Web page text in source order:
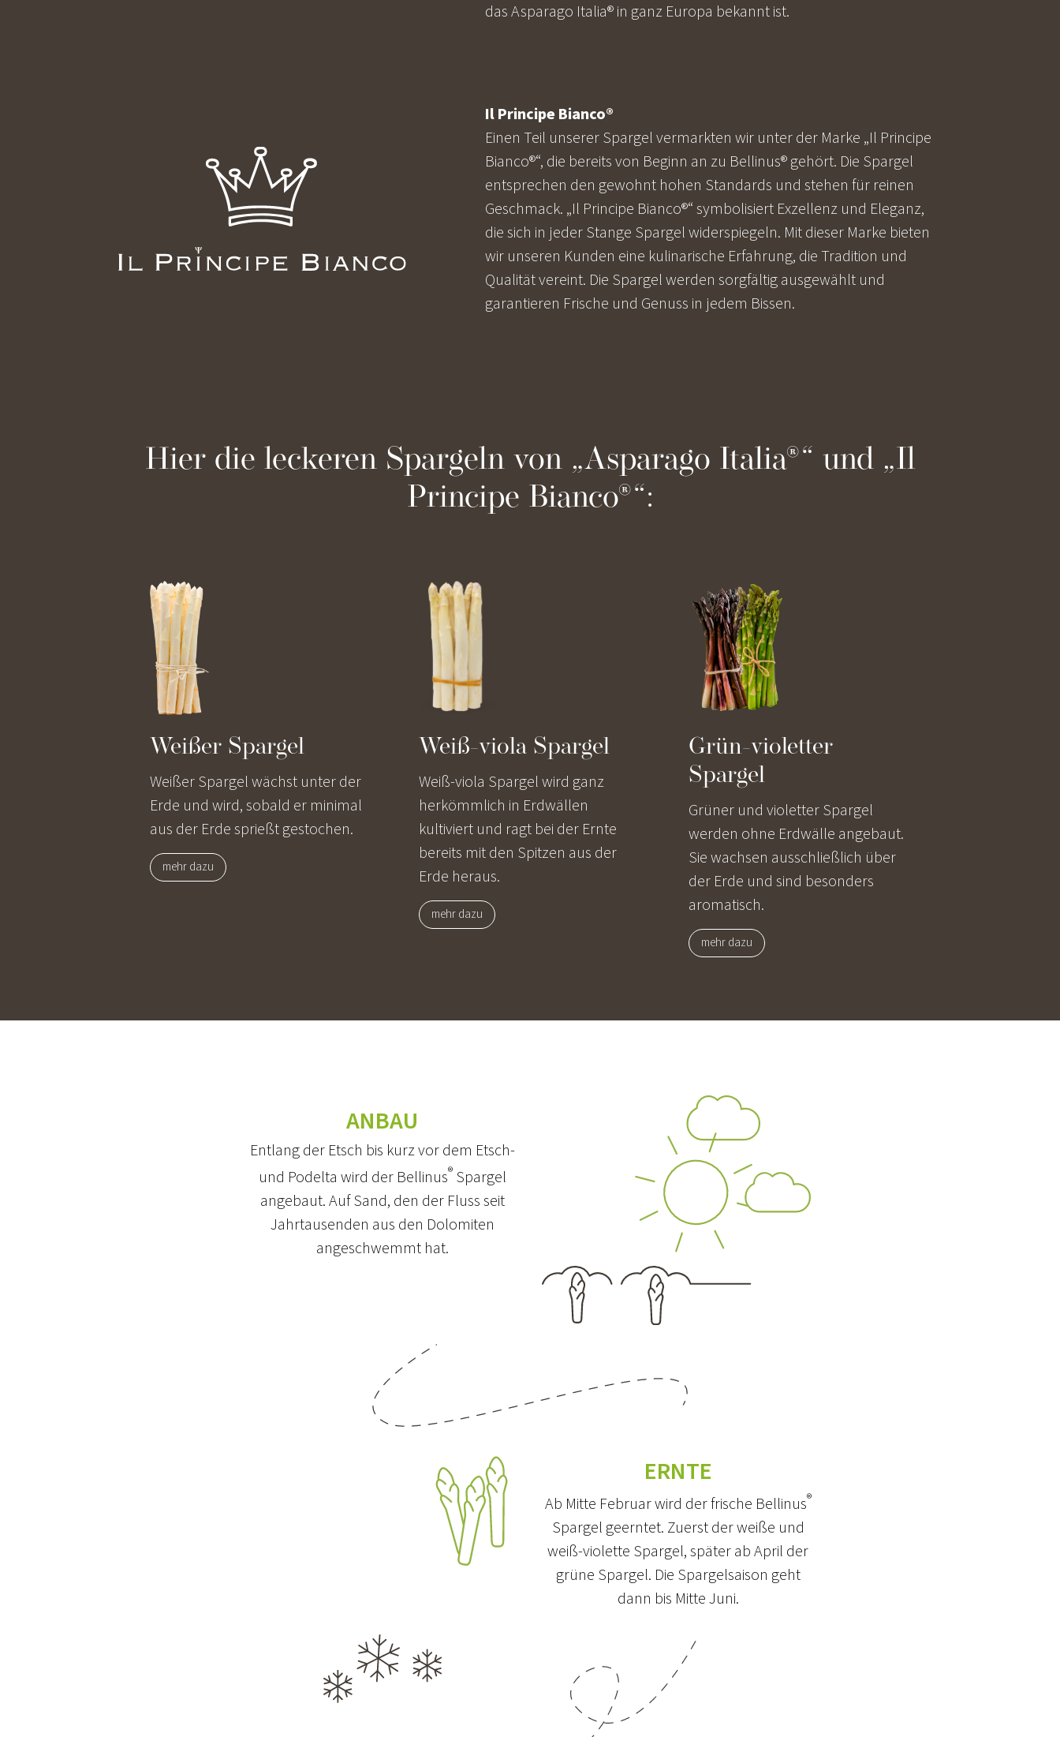
das Asparago Italia® in ganz Europa bekannt ist.
Il Principe Bianco®
Einen Teil unserer Spargel vermarkten wir unter der Marke „Il Principe
Bianco®“, die bereits von Beginn an zu Bellinus® gehört. Die Spargel
entsprechen den gewohnt hohen Standards und stehen für reinen
Geschmack. „Il Principe Bianco®“ symbolisiert Exzellenz und Eleganz,
die sich in jeder Stange Spargel widerspiegeln. Mit dieser Marke bieten
wir unseren Kunden eine kulinarische Erfahrung, die Tradition und
Qualität vereint. Die Spargel werden sorgfältig ausgewählt und
garantieren Frische und Genuss in jedem Bissen.
Hier die leckeren Spargeln von „Asparago Italia®“ und „Il
Principe Bianco®“:
Weißer Spargel
Weißer Spargel wächst unter der
Erde und wird, sobald er minimal
aus der Erde sprießt gestochen.
mehr dazu
Weiß-viola Spargel
Weiß-viola Spargel wird ganz
herkömmlich in Erdwällen
kultiviert und ragt bei der Ernte
bereits mit den Spitzen aus der
Erde heraus.
mehr dazu
Grün-violetter
Spargel
Grüner und violetter Spargel
werden ohne Erdwälle angebaut.
Sie wachsen ausschließlich über
der Erde und sind besonders
aromatisch.
mehr dazu
ANBAU
Entlang der Etsch bis kurz vor dem Etsch-
und Podelta wird der Bellinus®Spargel
angebaut. Auf Sand, den der Fluss seit
Jahrtausenden aus den Dolomiten
angeschwemmt hat.
ERNTE
Ab Mitte Februar wird der frische Bellinus®
Spargel geerntet. Zuerst der weiße und
weiß-violette Spargel, später ab April der
grüne Spargel. Die Spargelsaison geht
dann bis Mitte Juni.